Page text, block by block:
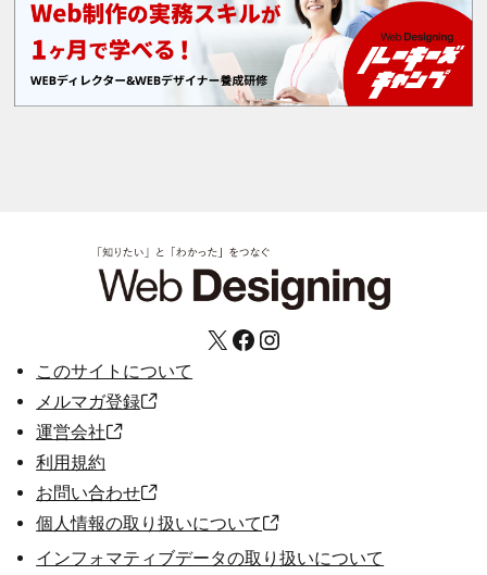
X Facebook Instagram
このサイトについて
メルマガ登録
運営会社
利用規約
お問い合わせ
個人情報の取り扱いについて
インフォマティブデータの取り扱いについて